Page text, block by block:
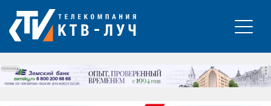
РЕКЛАМА